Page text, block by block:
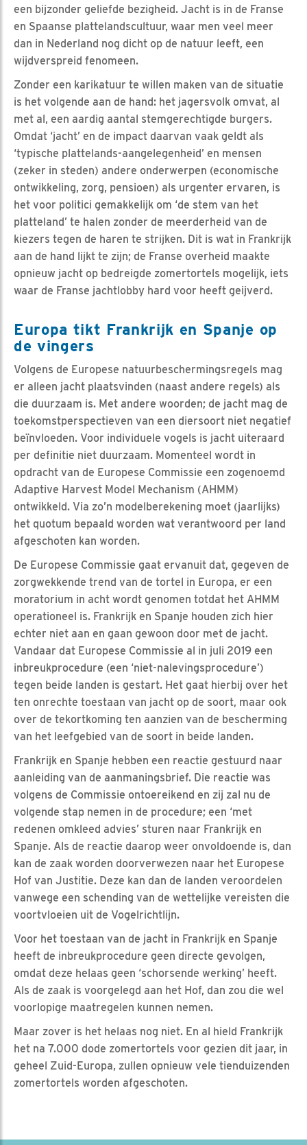
een bijzonder geliefde bezigheid. Jacht is in de Franse
en Spaanse plattelandscultuur, waar men veel meer
dan in Nederland nog dicht op de natuur leeft, een
wijdverspreid fenomeen.
Zonder een karikatuur te willen maken van de situatie
is het volgende aan de hand: het jagersvolk omvat, al
met al, een aardig aantal stemgerechtigde burgers.
Omdat ‘jacht’ en de impact daarvan vaak geldt als
‘typische plattelands-aangelegenheid’ en mensen
(zeker in steden) andere onderwerpen (economische
ontwikkeling, zorg, pensioen) als urgenter ervaren, is
het voor politici gemakkelijk om ‘de stem van het
platteland’ te halen zonder de meerderheid van de
kiezers tegen de haren te strijken. Dit is wat in Frankrijk
aan de hand lijkt te zijn; de Franse overheid maakte
opnieuw jacht op bedreigde zomertortels mogelijk, iets
waar de Franse jachtlobby hard voor heeft geijverd.
Europa tikt Frankrijk en Spanje op
de vingers
Volgens de Europese natuurbeschermingsregels mag
er alleen jacht plaatsvinden (naast andere regels) als
die duurzaam is. Met andere woorden; de jacht mag de
toekomstperspectieven van een diersoort niet negatief
beïnvloeden. Voor individuele vogels is jacht uiteraard
per definitie niet duurzaam. Momenteel wordt in
opdracht van de Europese Commissie een zogenoemd
Adaptive Harvest Model Mechanism (AHMM)
ontwikkeld. Via zo’n modelberekening moet (jaarlijks)
het quotum bepaald worden wat verantwoord per land
afgeschoten kan worden.
De Europese Commissie gaat ervanuit dat, gegeven de
zorgwekkende trend van de tortel in Europa, er een
moratorium in acht wordt genomen totdat het AHMM
operationeel is. Frankrijk en Spanje houden zich hier
echter niet aan en gaan gewoon door met de jacht.
Vandaar dat Europese Commissie al in juli 2019 een
inbreukprocedure (een ‘niet-nalevingsprocedure’)
tegen beide landen is gestart. Het gaat hierbij over het
ten onrechte toestaan van jacht op de soort, maar ook
over de tekortkoming ten aanzien van de bescherming
van het leefgebied van de soort in beide landen.
Frankrijk en Spanje hebben een reactie gestuurd naar
aanleiding van de aanmaningsbrief. Die reactie was
volgens de Commissie ontoereikend en zij zal nu de
volgende stap nemen in de procedure; een ‘met
redenen omkleed advies’ sturen naar Frankrijk en
Spanje. Als de reactie daarop weer onvoldoende is, dan
kan de zaak worden doorverwezen naar het Europese
Hof van Justitie. Deze kan dan de landen veroordelen
vanwege een schending van de wettelijke vereisten die
voortvloeien uit de Vogelrichtlijn.
Voor het toestaan van de jacht in Frankrijk en Spanje
heeft de inbreukprocedure geen directe gevolgen,
omdat deze helaas geen ‘schorsende werking’ heeft.
Als de zaak is voorgelegd aan het Hof, dan zou die wel
voorlopige maatregelen kunnen nemen.
Maar zover is het helaas nog niet. En al hield Frankrijk
het na 7.000 dode zomertortels voor gezien dit jaar, in
geheel Zuid-Europa, zullen opnieuw vele tienduizenden
zomertortels worden afgeschoten.